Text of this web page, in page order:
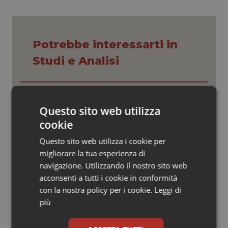
Oncologia & Nutrizione
Psoriasi & pelle
Quotidiano Cardiologia
Quotidiano Oncologia
Quotidiano Pediatria
Potrebbe interessarti in
Studi e Analisi
Manovra e non solo, ecco le sfide che
attendono la sanità in autunno
Il Ssn recupera personale: +1,6% nel
2024. Più assunzioni che
pensionamenti, ma il personale resta
anziano
Teleradiologia, Agenas apre la
Questo sito web utilizza
cookie
Questo sito web utilizza i cookie per
migliorare la tua esperienza di
navigazione. Utilizzando il nostro sito web
acconsenti a tutti i cookie in conformità
con la nostra policy per i cookie. Leggi di
più